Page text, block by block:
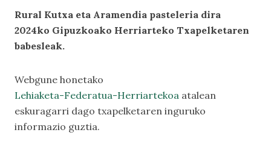
Rural Kutxa eta Aramendia pasteleria dira
2024ko Gipuzkoako Herriarteko Txapelketaren
babesleak.
Webgune honetako
Lehiaketa-Federatua-Herriartekoa atalean
eskuragarri dago txapelketaren inguruko
informazio guztia.